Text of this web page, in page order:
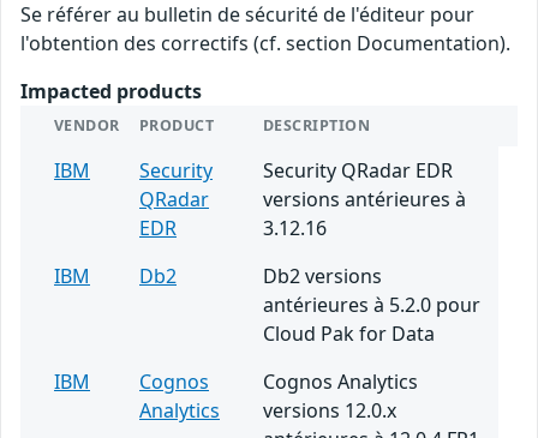
Se référer au bulletin de sécurité de l'éditeur pour
l'obtention des correctifs (cf. section Documentation).
Impacted products
VENDOR PRODUCT DESCRIPTION
IBM
Security
QRadar
EDR
Security QRadar EDR
versions antérieures à
3.12.16
IBM
Db2
Db2 versions
antérieures à 5.2.0 pour
Cloud Pak for Data
IBM
Cognos
Analytics
Cognos Analytics
versions 12.0.x